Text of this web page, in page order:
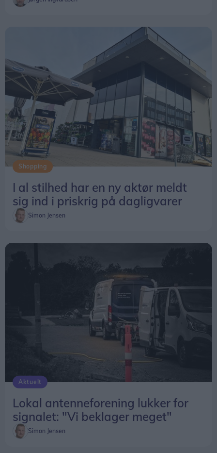
Shopping
I al stilhed har en ny aktør meldt
sig ind i priskrig på dagligvarer
Simon Jensen
Aktuelt
Lokal antenneforening lukker for
signalet: "Vi beklager meget"
Simon Jensen